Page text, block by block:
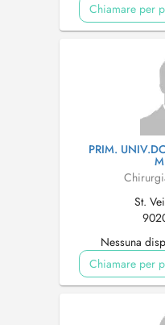
Chiamare per
PRIM.
St.
Nessuna
Chiamare per